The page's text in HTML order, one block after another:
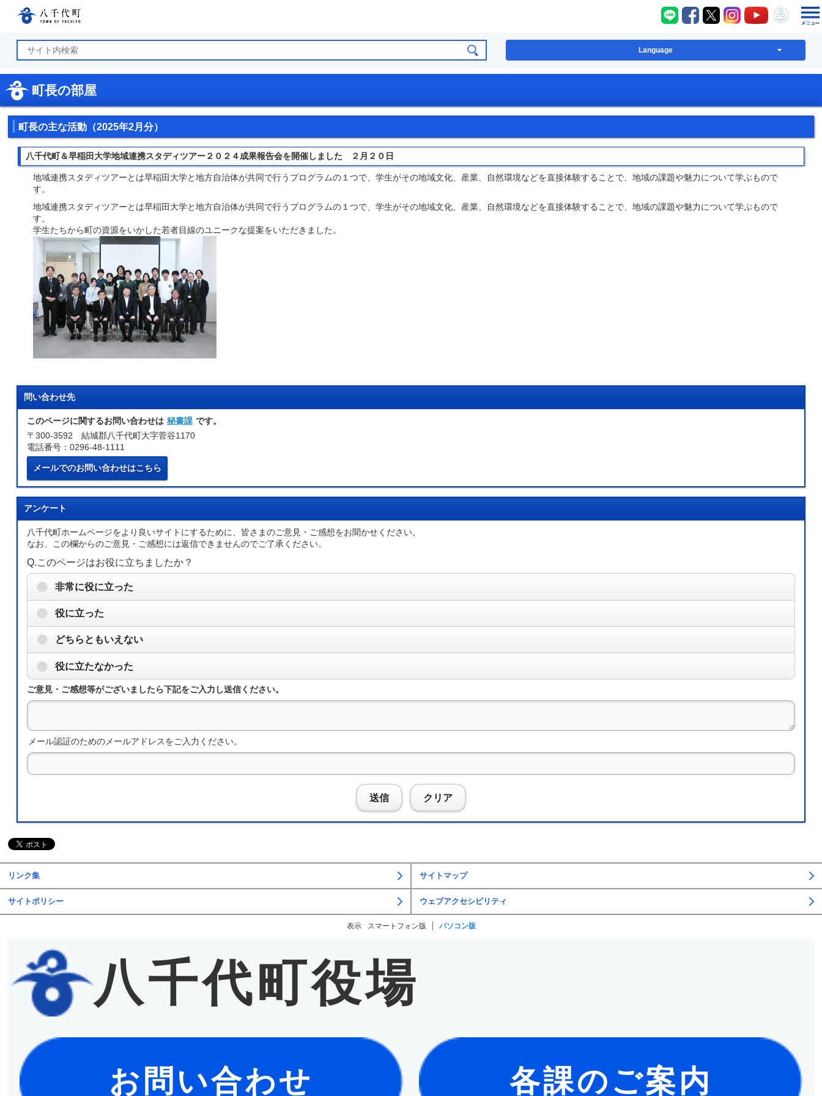
八千代町LINE
八千代町Facebook
八千代町X八千代町Instagram
八千代町八千代
Language
町長の部屋
町長の主な活動（2025年2月分）
八千代町＆早稲田大学地域連携スタディツアー２０２４成果報告会を開催しました ２月２０日
地域連携スタディツアーとは早稲田大学と地方自治体が共同で行うプログラムの１つで、学生がその地域文化、産業、自然環境などを直接体験することで、地域の課題や魅力について学ぶもので
す。
地域連携スタディツアーとは早稲田大学と地方自治体が共同で行うプログラムの１つで、学生がその地域文化、産業、自然環境などを直接体験することで、地域の課題や魅力について学ぶもので
す。
学生たちから町の資源をいかした若者目線のユニークな提案をいただきました。
問い合わせ先
このページに関するお問い合わせは 秘書課 です。
〒300-3592 結城郡八千代町大字菅谷1170
電話番号：0296-48-1111
メールでのお問い合わせはこちら
アンケート
八千代町ホームページをより良いサイトにするために、皆さまのご意見・ご感想をお聞かせください。
なお、この欄からのご意見・ご感想には返信できませんのでご了承ください。
Q.このページはお役に立ちましたか？
非常に役に立った
役に立った
どちらともいえない
役に立たなかった
ご意見・ご感想等がございましたら下記をご入力し送信ください。
メール認証のためのメールアドレスをご入力ください。
送信 クリア
リンク集 サイトマップ
サイトポリシー ウェブアクセシビリティ
表示 スマートフォン版 パソコン版
八千代町役場
お問い合わせ 各課のご案内